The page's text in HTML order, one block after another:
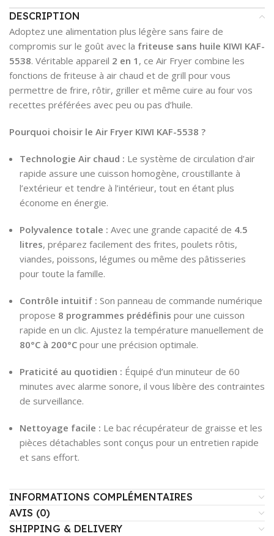
DESCRIPTION
Adoptez une alimentation plus légère sans faire de
compromis sur le goût avec la friteuse sans huile KIWI KAF-
5538. Véritable appareil 2 en 1 , ce Air Fryer combine les
fonctions de friteuse à air chaud et de grill pour vous
permettre de frire, rôtir, griller et même cuire au four vos
recettes préférées avec peu ou pas d’huile.
Pourquoi choisir le Air Fryer KIWI KAF-5538 ?
Technologie Air chaud : Le système de circulation d’air
rapide assure une cuisson homogène, croustillante à
l’extérieur et tendre à l’intérieur, tout en étant plus
économe en énergie.
Polyvalence totale : Avec une grande capacité de 4.5
litres, préparez facilement des frites, poulets rôtis,
viandes, poissons, légumes ou même des pâtisseries
pour toute la famille.
Contrôle intuitif : Son panneau de commande numérique
propose 8 programmes prédéfinis pour une cuisson
rapide en un clic. Ajustez la température manuellement de
80°C à 200°C pour une précision optimale.
Praticité au quotidien : Équipé d’un minuteur de 60
minutes avec alarme sonore, il vous libère des contraintes
de surveillance.
Nettoyage facile : Le bac récupérateur de graisse et les
pièces détachables sont conçus pour un entretien rapide
et sans effort.
INFORMATIONS COMPLÉMENTAIRES
AVIS (0)
SHIPPING & DELIVERY